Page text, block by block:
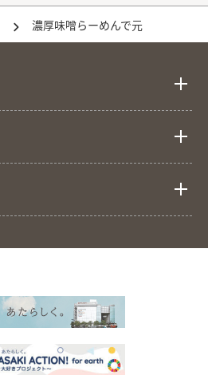
濃厚味噌らーめんで元